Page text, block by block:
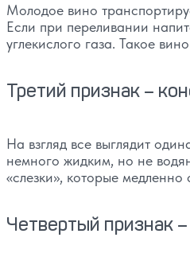
Молодое вино
Если при переливании
углекислого газа. Такое
Третий признак –
На взгляд все выглядит
немного жидким, но не
«слезки», которые медленно
Четвертый признак